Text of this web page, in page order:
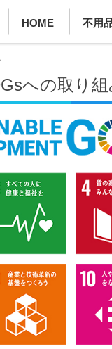
HOME 不用
への取り組